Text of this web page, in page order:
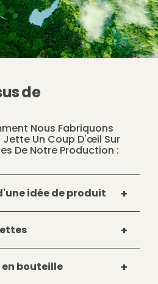
de
Nous Fabriquons
Jette Un Coup D'œil Sur
De Notre Production :
idée de produit
"performance" et fait
La créativité n'a pas
d'idées
L'objectif est
nous
en bouteille